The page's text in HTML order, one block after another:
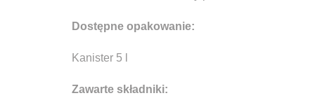
Dostępne opakowanie:
Kanister 5 l
Zawarte składniki: